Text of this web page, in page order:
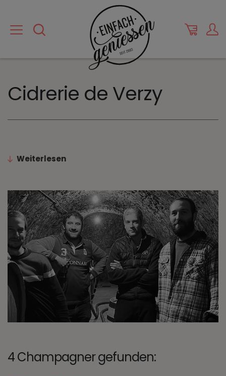
Cidrerie de Verzy
Weiterlesen
4 Champagner gefunden: